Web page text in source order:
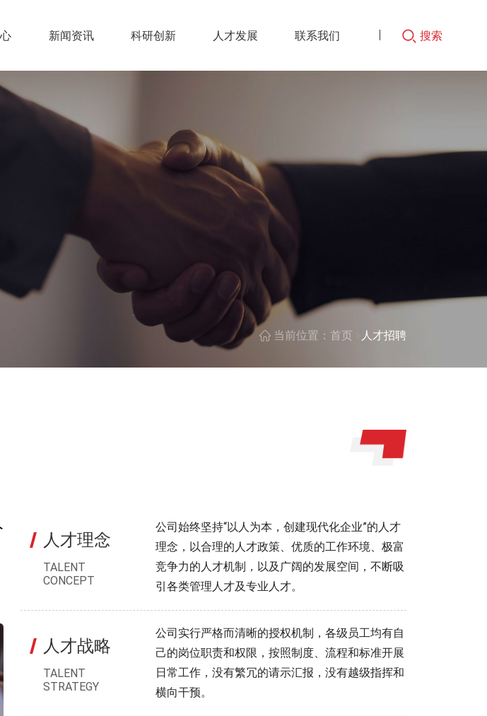
新闻资讯 科研创新 人才发展 联系我们 搜索
当前位置： 首页 人才招聘
人才理念
TALENT
CONCEPT
公司始终坚持“以人为本，创建现代化企业”的人才
理念，以合理的人才政策、优质的工作环境、极富
竞争力的人才机制，以及广阔的发展空间，不断吸
引各类管理人才及专业人才。
人才战略
TALENT
STRATEGY
公司实行严格而清晰的授权机制，各级员工均有自
己的岗位职责和权限，按照制度、流程和标准开展
日常工作，没有繁冗的请示汇报，没有越级指挥和
横向干预。